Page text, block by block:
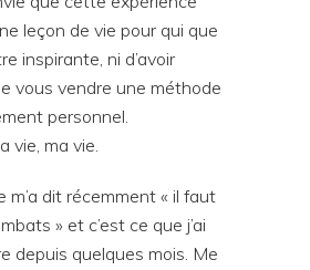
leçon de vie pour qui que
inspirante, ni d’avoir
vous vendre une méthode
personnel.
vie, ma vie.
m’a dit récemment « il faut
» et c’est ce que j’ai
depuis quelques mois. Me